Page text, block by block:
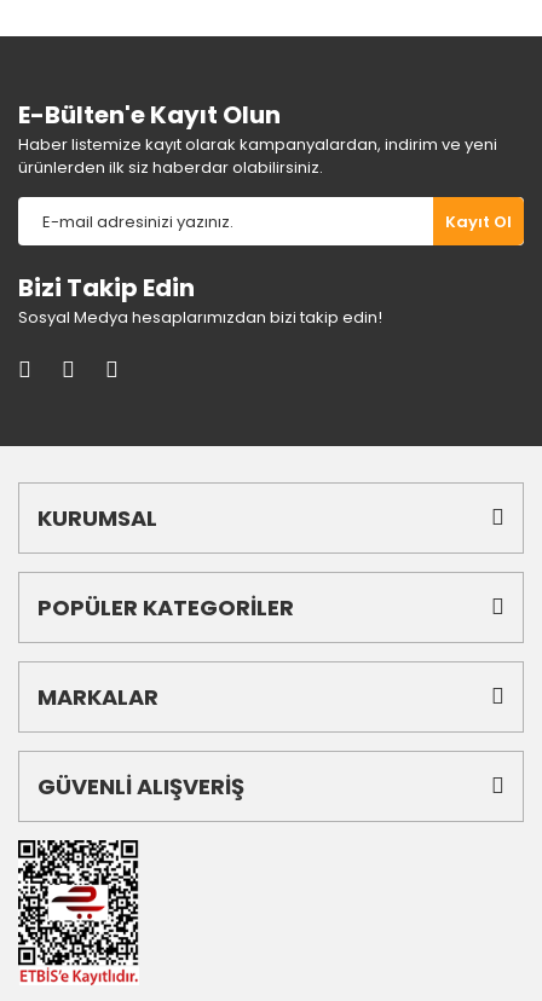
E-Bülten'e Kayıt Olun
Haber listemize kayıt olarak kampanyalardan, indirim ve yeni
ürünlerden ilk siz haberdar olabilirsiniz.
Kayıt Ol
Bizi Takip Edin
Sosyal Medya hesaplarımızdan bizi takip edin!
KURUMSAL
POPÜLER KATEGORİLER
MARKALAR
GÜVENLİ ALIŞVERİŞ